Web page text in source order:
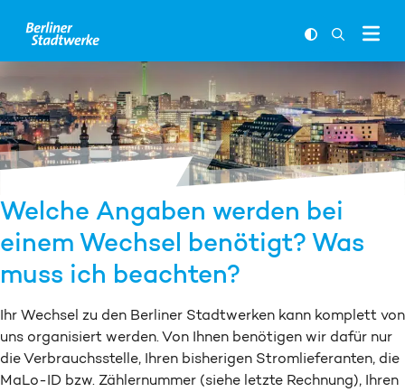
Welche Angaben werden bei
einem Wechsel benötigt? Was
muss ich beachten?
Ihr Wechsel zu den Berliner Stadtwerken kann komplett von
uns organisiert werden. Von Ihnen benötigen wir dafür nur
die Verbrauchsstelle, Ihren bisherigen Stromlieferanten, die
MaLo-ID bzw. Zählernummer (siehe letzte Rechnung), Ihren